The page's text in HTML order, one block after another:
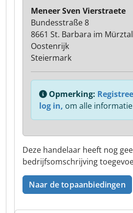
Deze handelaar heeft nog
bedrijfsomschrijving
Naar de topaanbiedingen
Meneer Sven Vierstraete
Bundesstraße 8
8661 St. Barbara im Mürztal
Oostenrijk
Steiermark
Opmerking:
log in, om alle